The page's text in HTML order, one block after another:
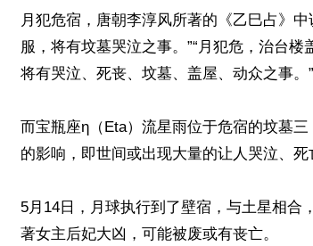
月犯危宿，唐朝李淳风所著的《乙巳占》
服，将有坟墓哭泣之事。”“月犯危，治台楼
将有哭泣、死丧、坟墓、盖屋、动众之事。”
而宝瓶座η（Eta）流星雨位于危宿的坟墓
的影响，即世间或出现大量的让人哭泣、死
5月14日，月球执行到了壁宿，与土星相合
著女主后妃大凶，可能被废或有丧亡。